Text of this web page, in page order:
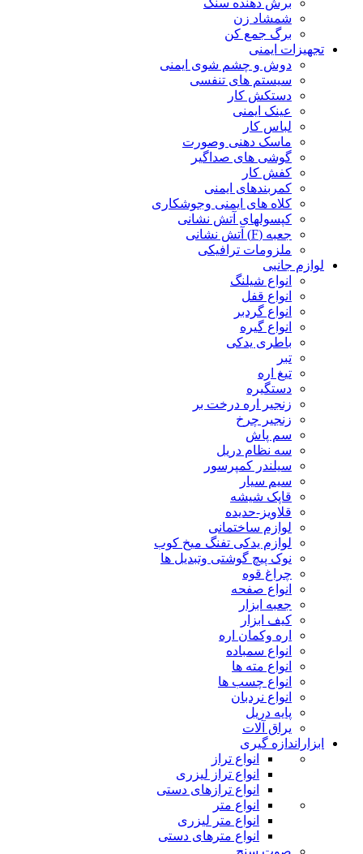
شمشاد زن
برگ جمع کن
تجهیزات ایمنی
دوش و چشم شوی ایمنی
سیستم های تنفسی
دستکش کار
عینک ایمنی
لباس کار
ماسک دهنی وصورت
گوشی های صداگیر
کفش کار
کمربندهای ایمنی
کلاه های ایمنی وجوشکاری
کپسولهای آتش نشانی
جعبه (F) آتش نشانی
ملزومات ترافیکی
لوازم جانبی
انواع شیلنگ
انواع قفل
انواع گردبر
انواع گیره
باطری یدکی
تبر
تیغ اره
دستگیره
زنجیر اره درخت بر
زنجیر چرخ
سم پاش
سه نظام دریل
سیلندر کمپرسور
سیم سیار
قاپک شیشه
قلاویز-حدیده
لوازم ساختمانی
لوازم یدکی تفنگ میخ کوب
نوک پیچ گوشتی وتبدیل ها
چراغ قوه
انواع صفحه
جعبه ابزار
کیف ابزار
اره وکمان اره
انواع سمباده
انواع مته ها
انواع چسب ها
انواع نردبان
پایه دریل
یراق آلات
ابزاراندازه گیری
انواع تراز
انواع تراز لیزری
انواع ترازهای دستی
انواع متر
انواع متر لیزری
انواع مترهای دستی
صوت سنج